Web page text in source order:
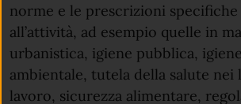
norme e le prescrizioni
all’attività, ad esempio quelle in
urbanistica, igiene pubblica,
ambientale, tutela della salute nei
lavoro, sicurezza alimentare,